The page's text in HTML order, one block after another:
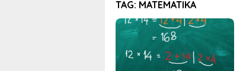
TAG: MATEMATIKA